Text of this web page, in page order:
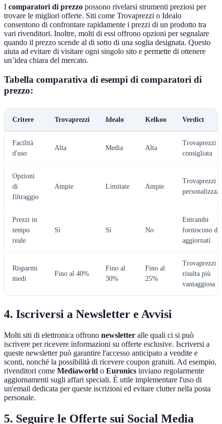
I comparatori di prezzo possono rivelarsi strumenti preziosi per
trovare le migliori offerte. Siti come Trovaprezzi o Idealo
consentono di confrontare rapidamente i prezzi di un prodotto tra
vari rivenditori. Inoltre, molti di essi offrono opzioni per segnalare
quando il prezzo scende al di sotto di una soglia designata. Questo
aiuta ad evitare di visitare ogni singolo sito e permette di ottenere
un’idea chiara del mercato.
Tabella comparativa di esempi di comparatori di
prezzo:
Critere Trovaprezzi Idealo Kelkoo Verdict
Facilità
d'uso
Alta Media Alta
Trovaprezzi è
consigliata
Opzioni
di
filtraggio
Ampie Limitate Ampie
Trovaprezzi
Prezzi in
tempo
reale
Sì Sì No
Entrambi
forniscono
aggiornati
Risparmi
medi
Fino al 40%
Fino al
30%
Fino al
25%
Trovaprezzi
risulta più
vantaggiosa
4. Iscriversi a Newsletter e Avvisi
Molti siti di elettronica offrono newsletter alle quali ci si può
iscrivere per ricevere informazioni su offerte esclusive. Iscriversi a
queste newsletter può garantire l'accesso anticipato a vendite e
sconti, nonché la possibilità di ricevere coupon gratuiti. Ad esempio,
rivenditori come Mediaworld o Euronics inviano regolarmente
aggiornamenti sugli affari speciali. È utile implementare l'uso di
un'email dedicata per queste iscrizioni ed evitare clutter nella posta
personale.
5. Seguire le Offerte sui Social Media